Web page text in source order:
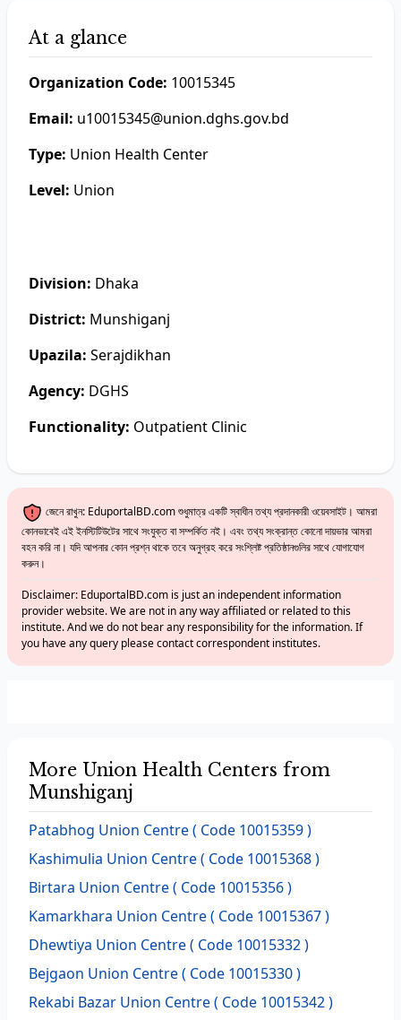
At a glance
Organization Code: 10015345
Email: u10015345@union.dghs.gov.bd
Type: Union Health Center
Level: Union
Division: Dhaka
District: Munshiganj
Upazila: Serajdikhan
Agency: DGHS
Functionality: Outpatient Clinic
জেনে রাখুন: EduportalBD.com শুধুমাত্র একটি স্বাধীন তথ্য প্রদানকারী ওয়েবসাইট। আমরা
কোনভাবেই এই ইনস্টিটিউটের সাথে সংযুক্ত বা সম্পর্কিত নই। এবং তথ্য সংক্রান্ত কোনো দায়ভার আমরা
বহন করি না। যদি আপনার কোন প্রশ্ন থাকে তবে অনুগ্রহ করে সংশ্লিষ্ট প্রতিষ্ঠানগুলির সাথে যোগাযোগ
করুন।
Disclaimer: EduportalBD.com is just an independent information
provider website. We are not in any way affiliated or related to this
institute. And we do not bear any responsibility for the information. If
you have any query please contact correspondent institutes.
More Union Health Centers from
Munshiganj
Patabhog Union Centre ( Code 10015359 )
Kashimulia Union Centre ( Code 10015368 )
Birtara Union Centre ( Code 10015356 )
Kamarkhara Union Centre ( Code 10015367 )
Dhewtiya Union Centre ( Code 10015332 )
Bejgaon Union Centre ( Code 10015330 )
Rekabi Bazar Union Centre ( Code 10015342 )